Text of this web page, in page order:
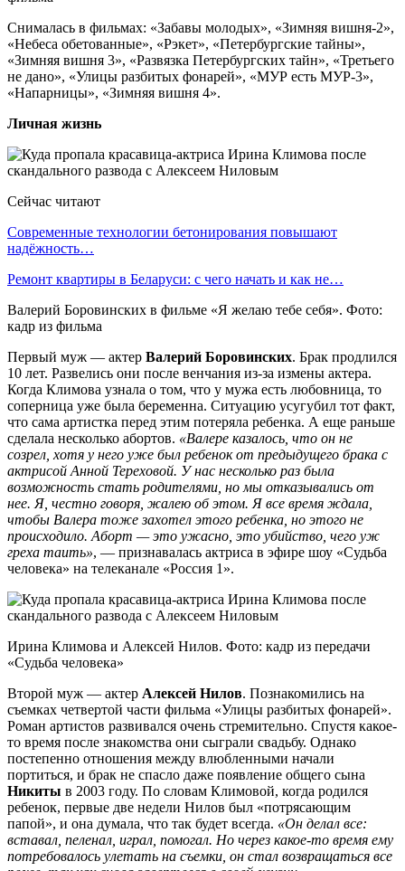
Снималась в фильмах: «Забавы молодых», «Зимняя вишня-2»,
«Небеса обетованные», «Рэкет», «Петербургские тайны»,
«Зимняя вишня 3», «Развязка Петербургских тайн», «Третьего
не дано», «Улицы разбитых фонарей», «МУР есть МУР-3»,
«Напарницы», «Зимняя вишня 4».
Личная жизнь
Сейчас читают
Современные технологии бетонирования повышают
надёжность…
Ремонт квартиры в Беларуси: с чего начать и как не…
Валерий Боровинских в фильме «Я желаю тебе себя». Фото:
кадр из фильма
Первый муж — актер Валерий Боровинских. Брак продлился
10 лет. Развелись они после венчания из-за измены актера.
Когда Климова узнала о том, что у мужа есть любовница, то
соперница уже была беременна. Ситуацию усугубил тот факт,
что сама артистка перед этим потеряла ребенка. А еще раньше
сделала несколько абортов. «Валере казалось, что он не
созрел, хотя у него уже был ребенок от предыдущего брака с
актрисой Анной Тереховой. У нас несколько раз была
возможность стать родителями, но мы отказывались от
нее. Я, честно говоря, жалею об этом. Я все время ждала,
чтобы Валера тоже захотел этого ребенка, но этого не
происходило. Аборт — это ужасно, это убийство, чего уж
греха таить», — признавалась актриса в эфире шоу «Судьба
человека» на телеканале «Россия 1».
Ирина Климова и Алексей Нилов. Фото: кадр из передачи
«Судьба человека»
Второй муж — актер Алексей Нилов. Познакомились на
съемках четвертой части фильма «Улицы разбитых фонарей».
Роман артистов развивался очень стремительно. Спустя какое-
то время после знакомства они сыграли свадьбу. Однако
постепенно отношения между влюбленными начали
портиться, и брак не спасло даже появление общего сына
Никиты в 2003 году. По словам Климовой, когда родился
ребенок, первые две недели Нилов был «потрясающим
папой», и она думала, что так будет всегда. «Он делал все:
вставал, пеленал, играл, помогал. Но через какое-то время ему
потребовалось улетать на съемки, он стал возвращаться все